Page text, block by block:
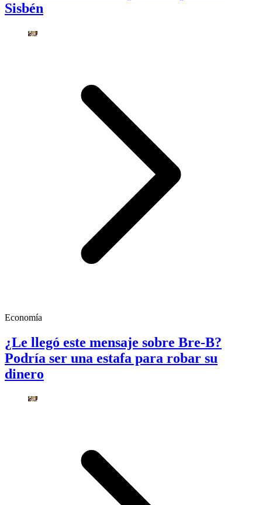
Sisbén
Economía
¿Le llegó este mensaje sobre Bre-B?
Podría ser una estafa para robar su
dinero